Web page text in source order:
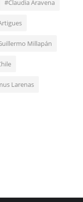
#Claudia Aravena
Millapán
Larenas